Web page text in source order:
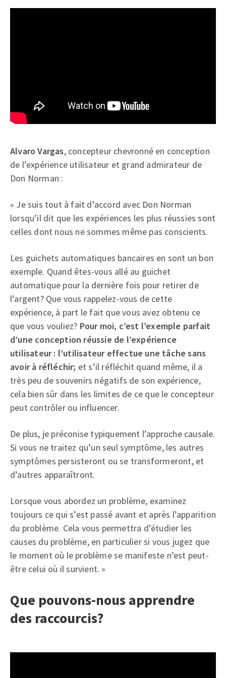
Alvaro Vargas, concepteur chevronné en conception
de l’expérience utilisateur et grand admirateur de
Don Norman :
« Je suis tout à fait d’accord avec Don Norman
lorsqu’il dit que les expériences les plus réussies sont
celles dont nous ne sommes même pas conscients.
Les guichets automatiques bancaires en sont un bon
exemple. Quand êtes-vous allé au guichet
automatique pour la dernière fois pour retirer de
l’argent? Que vous rappelez-vous de cette
expérience, à part le fait que vous avez obtenu ce
que vous vouliez? Pour moi, c’est l’exemple parfait
d’une conception réussie de l’expérience
utilisateur : l’utilisateur effectue une tâche sans
avoir à réfléchir; et s’il réfléchit quand même, il a
très peu de souvenirs négatifs de son expérience,
cela bien sûr dans les limites de ce que le concepteur
peut contrôler ou influencer.
De plus, je préconise typiquement l’approche causale.
Si vous ne traitez qu’un seul symptôme, les autres
symptômes persisteront ou se transformeront, et
d’autres apparaîtront.
Lorsque vous abordez un problème, examinez
toujours ce qui s’est passé avant et après l’apparition
du problème. Cela vous permettra d’étudier les
causes du problème, en particulier si vous jugez que
le moment où le problème se manifeste n’est peut-
être celui où il survient. »
Que pouvons-nous apprendre
des raccourcis?